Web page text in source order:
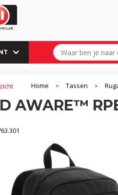
Home > Tassen >
AWARE™